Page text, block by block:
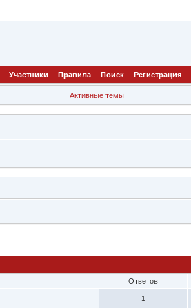
Участники Правила Поиск Регистрация
Активные темы
Ответов
1